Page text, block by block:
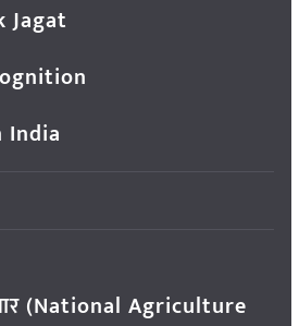
Jagat
(National Agriculture